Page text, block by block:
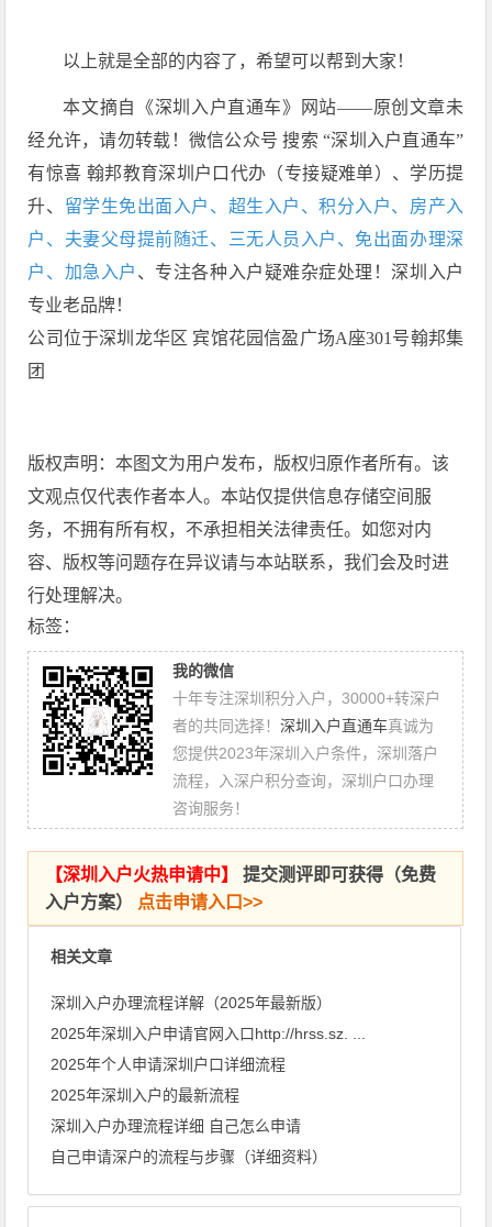
以上就是全部的内容了，希望可以帮到大家！
本文摘自《深圳入户直通车》网站——原创文章未
经允许，请勿转载！微信公众号 搜索 “深圳入户直通车”
有惊喜 翰邦教育深圳户口代办（专接疑难单）、学历提
升、 留学生免出面入户、超生入户、积分入户、房产入
户、夫妻父母提前随迁、三无人员入户、免出面办理深
户、加急入户 、专注各种入户疑难杂症处理！深圳入户
专业老品牌！
公司位于深圳龙华区 宾馆花园信盈广场A座301号翰邦集
团
版权声明：本图文为用户发布，版权归原作者所有。该
文观点仅代表作者本人。本站仅提供信息存储空间服
务，不拥有所有权，不承担相关法律责任。如您对内
容、版权等问题存在异议请与本站联系，我们会及时进
行处理解决。
标签：
我的微信
十年专注深圳积分入户，30000+转深户
者的共同选择！ 深圳入户直通车真诚为
您提供2023年深圳入户条件，深圳落户
流程，入深户积分查询，深圳户口办理
咨询服务！
【深圳入户火热申请中】
提交测评即可获得（免费
入户方案）
点击申请入口>>
相关文章
深圳入户办理流程详解（2025年最新版）
2025年深圳入户申请官网入口http://hrss.sz. ...
2025年个人申请深圳户口详细流程
​2025年深圳入户的最新流程
深圳入户办理流程详细 自己怎么申请
自己申请深户的流程与步骤（详细资料）